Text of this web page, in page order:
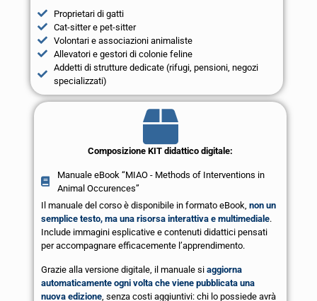
Proprietari di gatti
Cat-sitter e pet-sitter
Volontari e associazioni animaliste
Allevatori e gestori di colonie feline
Addetti di strutture dedicate (rifugi, pensioni, negozi
specializzati)
Composizione KIT didattico digitale:
Manuale eBook “MIAO - Methods of Interventions in
Animal Occurences”
Il manuale del corso è disponibile in formato eBook, non un
semplice testo, ma una risorsa interattiva e multimediale.
Include immagini esplicative e contenuti didattici pensati
per accompagnare efficacemente l’apprendimento.
Grazie alla versione digitale, il manuale si aggiorna
automaticamente ogni volta che viene pubblicata una
nuova edizione , senza costi aggiuntivi: chi lo possiede avrà